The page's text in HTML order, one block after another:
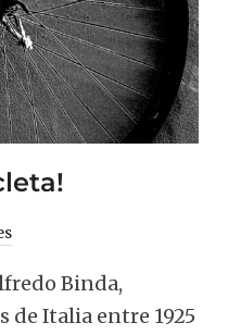
Binda,
de Italia entre 1925